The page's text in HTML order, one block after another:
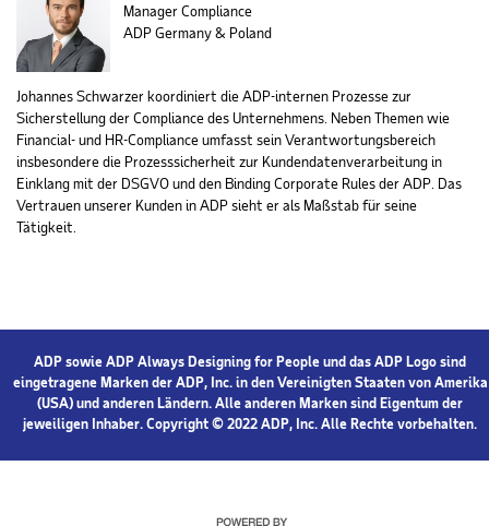
Manager Compliance
ADP Germany & Poland
Johannes Schwarzer koordiniert die ADP-internen Prozesse zur
Sicherstellung der Compliance des Unternehmens. Neben Themen wie
Financial- und HR-Compliance umfasst sein Verantwortungsbereich
insbesondere die Prozesssicherheit zur Kundendatenverarbeitung in
Einklang mit der DSGVO und den Binding Corporate Rules der ADP. Das
Vertrauen unserer Kunden in ADP sieht er als Maßstab für seine
Tätigkeit.